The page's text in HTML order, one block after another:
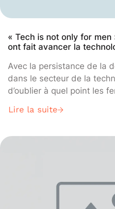
« Tech is not only for
ont fait avancer la
Avec la persistance de la
dans le secteur de la
d’oublier à quel point les
depuis ses origines, il y a
Lire la suite